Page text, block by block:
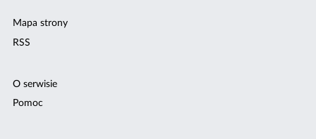
Mapa strony
RSS
O serwisie
Pomoc